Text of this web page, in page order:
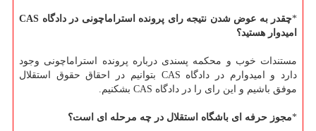
*
چقدر به عوض شدن نتیجه رای پرونده استراماچونی در دادگاه CAS
امیدوار هستید؟
مستندات خوب و محکمه پسندی درباره پرونده استراماچونی وجود
دارد و امیدوارم در دادگاه CAS بتوانیم در احقاق حقوق استقلال
موفق باشیم و این رای را در دادگاه CAS بشکنیم.
*مجوز حرفه ای باشگاه استقلال در چه مرحله ای است؟